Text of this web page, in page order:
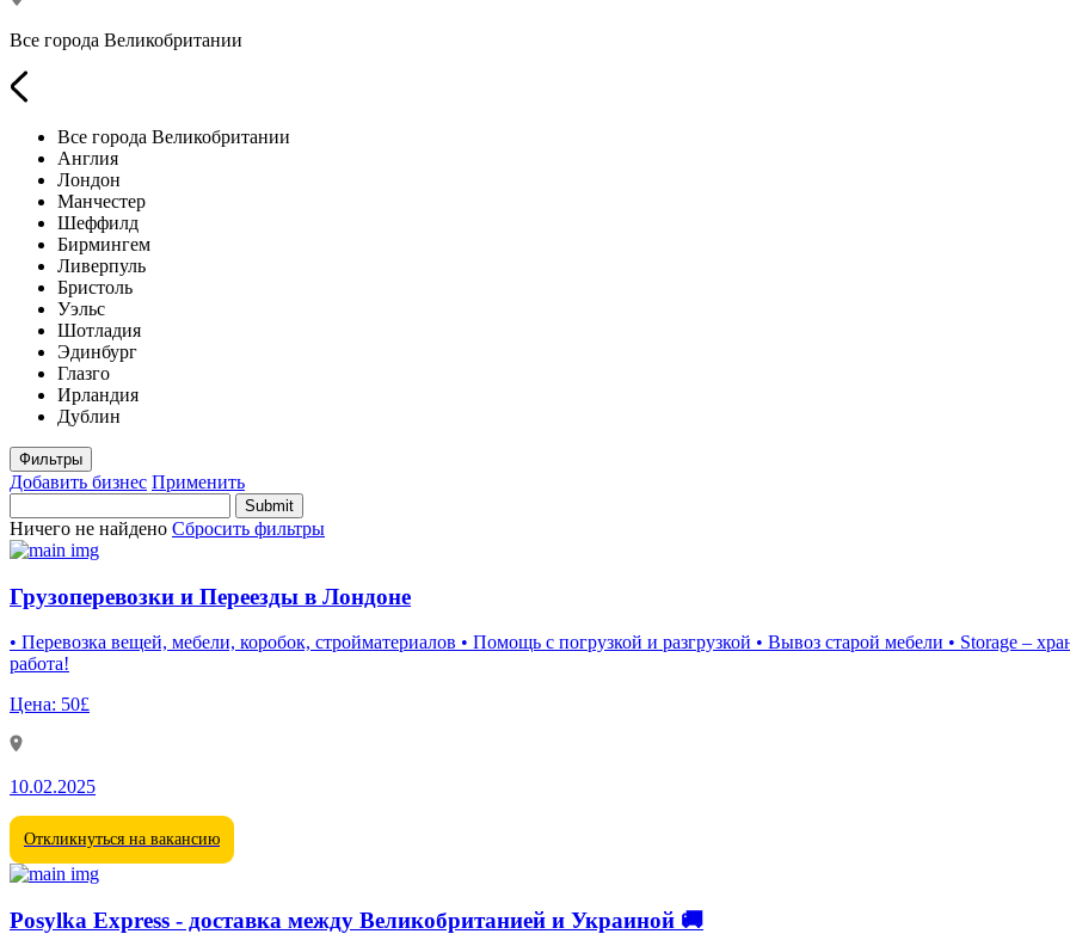
Все города Великобритании
Все города Великобритании
Англия
Лондон
Манчестер
Шеффилд
Бирмингем
Ливерпуль
Бристоль
Уэльс
Шотладия
Эдинбург
Глазго
Ирландия
Дублин
Фильтры
Добавить бизнес Применить
Ничего не найдено Сбросить фильтры
Грузоперевозки и Переезды в Лондоне
• Перевозка вещей, мебели, коробок, стройматериалов • Помощь с погрузкой и разгрузкой • Вывоз старой мебели • Storage –
работа!
Цена: 50£
10.02.2025
Откликнуться на вакансию
Posylka Express - доставка между Великобританией и Украиной 🚚